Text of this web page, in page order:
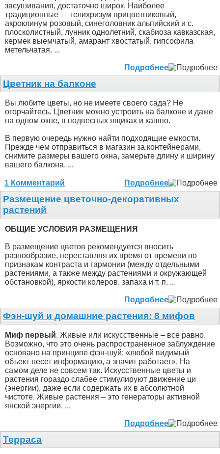
засушивания, достаточно широк. Наиболее
традиционные — гелихризум прицветниковый,
акроклинум розовый, синеголовник альпийский и с.
плосколистный, лунник однолетний, скабиоза кавказская,
кермек выемчатый, амарант хвостатый, гипсофила
метельчатая. ...
Подробнее
Цветник на балконе
Вы любите цветы, но не имеете своего сада? Не
огорчайтесь. Цветник можно устроить на балконе и даже
на одном окне, в подвесных ящиках и кашпо.
В первую очередь нужно найти подходящие емкости.
Прежде чем отправиться в магазин за контейнерами,
снимите размеры вашего окна, замерьте длину и ширину
вашего балкона. ...
1 Комментарий Подробнее
Размещение цветочно-декоративных
растений
ОБЩИЕ УСЛОВИЯ РАЗМЕЩЕНИЯ
В размещение цветов рекомендуется вносить
разнообразие, переставляя их время от времени по
признакам контраста и гармонии (между отдельными
растениями, а также между растениями и окружающей
обстановкой), яркости колеров, запаха и т. п. ...
Подробнее
Фэн-шуй и домашние растения: 8 мифов
Миф первый. Живые или искусственные – все равно.
Возможно, что это очень распространенное заблуждение
основано на принципе фэн-шуй: «любой видимый
объект несет информацию, а значит работает». На
самом деле не совсем так. Искусственные цветы и
растения гораздо слабее стимулируют движение ци
(энергии), даже если содержать их в абсолютной
чистоте. Живые растения – это генераторы активной
янской энергии. ...
Подробнее
Терраса